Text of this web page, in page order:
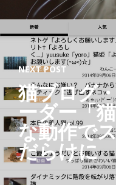
入
日
本
製
6
6
7
9
NEXT POST
猫ブログ
ーダー「
な動作で
だらけに